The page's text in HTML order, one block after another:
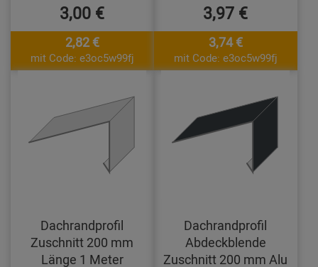
3,00 €
2,82 €
mit Code: e3oc5w99fj
3,97 €
3,74 €
mit Code: e3oc5w99fj
Dachrandprofil
Zuschnitt 200 mm
Länge 1 Meter
Dachrandprofil
Abdeckblende
Zuschnitt 200 mm Alu